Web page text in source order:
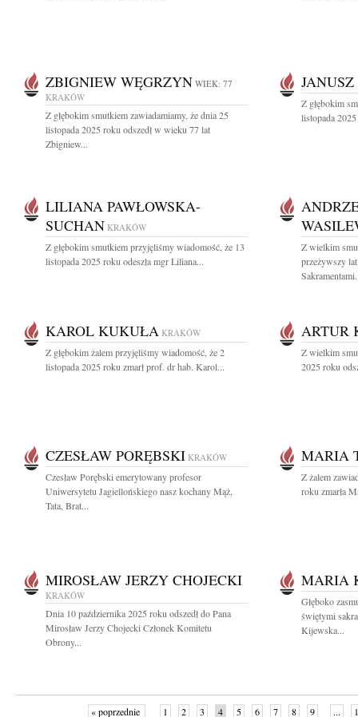
ZBIGNIEW WĘGRZYN WIEK: 77
KRAKÓW
Z głębokim smutkiem zawiadamiamy, że dnia 25
listopada 2025 roku odszedł w wieku 77 lat
Zbigniew...
Z głębokim
listopada
LILIANA PAWŁOWSKA-
SUCHAN KRAKÓW
Z głębokim smutkiem przyjęliśmy wiadomość, że 13
listopada 2025 roku odeszła mgr Liliana...
Z wielkim
przeżywszy
KAROL KUKUŁA KRAKÓW
Z głębokim żalem przyjęliśmy wiadomość, że 2
listopada 2025 roku zmarł prof. dr hab. Karol...
ARTUR
Z wielkim
2025 roku
CZESŁAW PORĘBSKI KRAKÓW
Czesław Porębski emerytowany profesor
Uniwersytetu Jagiellońskiego nasz kochany Mąż,
Tata, Brat...
MARIA
Z żalem
roku zmarła
MIROSŁAW JERZY CHOJECKI
KRAKÓW
Dnia 10 października 2025 roku odszedł do Pana
Mirosław Jerzy Chojecki Członek Komitetu
Obrony...
MARIA
Głęboko
świętymi
Kijewska...
« poprzednie 1 2 3 4 5 6 7 8 9 ...